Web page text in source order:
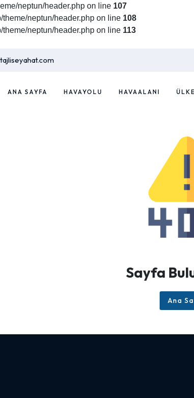
neptun/header.php on line 107
neptun/header.php on line 108
neptun/header.php on line 113
ANA SAYFA HAVAYOLU HAVAALANI ÜLKE
Sayfa
Ana